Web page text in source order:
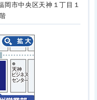
市中央区天神１丁目１